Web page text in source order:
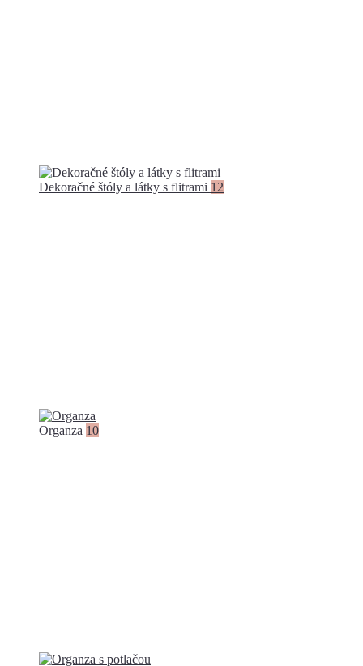
Dekoračné štóly a látky s flitrami 12
Organza 10